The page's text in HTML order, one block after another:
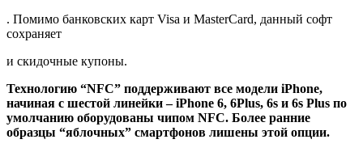
. Помимо банковских карт Visa и MasterCard, данный софт
сохраняет
и скидочные купоны.
Технологию “NFC” поддерживают все модели iPhone,
начиная с шестой линейки – iPhone 6, 6Plus, 6s и 6s Plus по
умолчанию оборудованы чипом NFC. Более ранние
образцы “яблочных” смартфонов лишены этой опции.